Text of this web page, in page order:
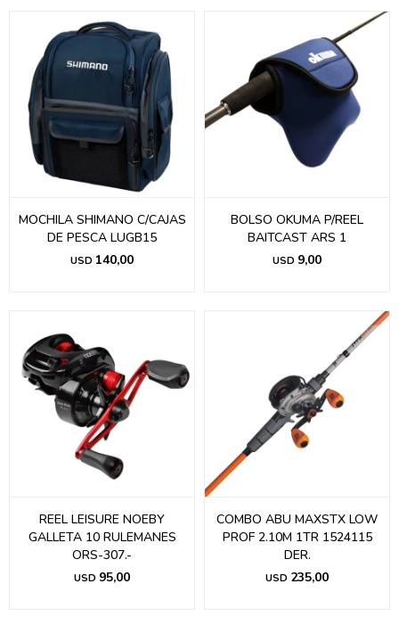
MOCHILA SHIMANO C/CAJAS
DE PESCA LUGB15
USD 140,00
BOLSO OKUMA P/REEL
BAITCAST ARS 1
USD 9,00
REEL LEISURE NOEBY
GALLETA 10 RULEMANES
ORS-307.-
USD 95,00
COMBO ABU MAXSTX LOW
PROF 2.10M 1TR 1524115
DER.
USD 235,00